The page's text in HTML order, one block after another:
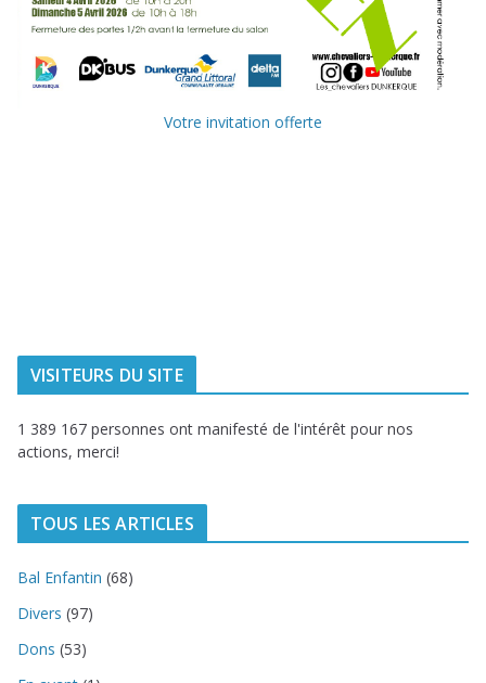
Votre invitation offerte
VISITEURS DU SITE
1 389 167 personnes ont manifesté de l'intérêt pour nos
actions, merci!
TOUS LES ARTICLES
Bal Enfantin (68)
Divers (97)
Dons (53)